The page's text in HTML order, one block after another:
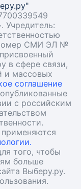
Учредитель:
номер СМИ ЭЛ №
в сфере связи,
и массовых
соглашение
с российским
того, чтобы
больше
Выберу.ру.